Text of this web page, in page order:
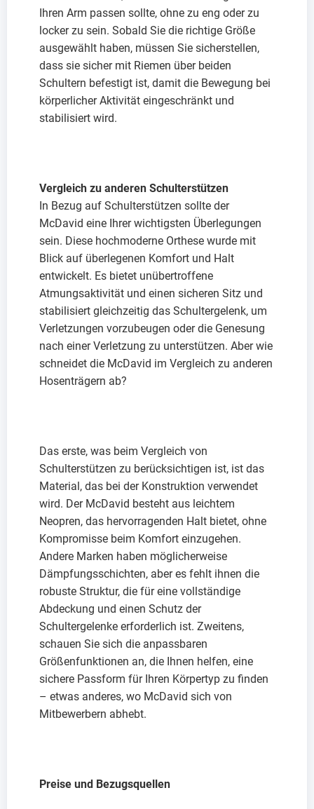
Ihren Arm passen sollte, ohne zu eng oder zu
locker zu sein. Sobald Sie die richtige Größe
ausgewählt haben, müssen Sie sicherstellen,
dass sie sicher mit Riemen über beiden
Schultern befestigt ist, damit die Bewegung bei
körperlicher Aktivität eingeschränkt und
stabilisiert wird.
Vergleich zu anderen Schulterstützen
In Bezug auf Schulterstützen sollte der
McDavid eine Ihrer wichtigsten Überlegungen
sein. Diese hochmoderne Orthese wurde mit
Blick auf überlegenen Komfort und Halt
entwickelt. Es bietet unübertroffene
Atmungsaktivität und einen sicheren Sitz und
stabilisiert gleichzeitig das Schultergelenk, um
Verletzungen vorzubeugen oder die Genesung
nach einer Verletzung zu unterstützen. Aber wie
schneidet die McDavid im Vergleich zu anderen
Hosenträgern ab?
Das erste, was beim Vergleich von
Schulterstützen zu berücksichtigen ist, ist das
Material, das bei der Konstruktion verwendet
wird. Der McDavid besteht aus leichtem
Neopren, das hervorragenden Halt bietet, ohne
Kompromisse beim Komfort einzugehen.
Andere Marken haben möglicherweise
Dämpfungsschichten, aber es fehlt ihnen die
robuste Struktur, die für eine vollständige
Abdeckung und einen Schutz der
Schultergelenke erforderlich ist. Zweitens,
schauen Sie sich die anpassbaren
Größenfunktionen an, die Ihnen helfen, eine
sichere Passform für Ihren Körpertyp zu finden
– etwas anderes, wo McDavid sich von
Mitbewerbern abhebt.
Preise und Bezugsquellen